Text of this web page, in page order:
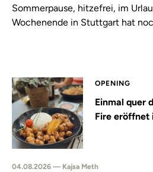
Sommerpause, hitzefrei, im
Wochenende in Stuttgart hat
OPENING
Einmal quer
Fire
04.08.2026 — Kajsa Meth